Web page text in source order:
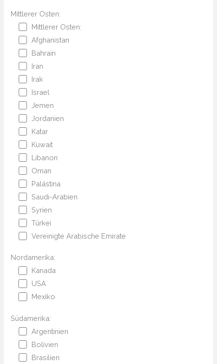
Mittlerer Osten:
Mittlerer Osten:
Afghanistan
Bahrain
Iran
Irak
Israel
Jemen
Jordanien
Katar
Kuwait
Libanon
Oman
Palästina
Saudi-Arabien
Syrien
Türkei
Vereinigte Arabische Emirate
Nordamerika:
Kanada
USA
Mexiko
Südamerika:
Argentinien
Bolivien
Brasilien